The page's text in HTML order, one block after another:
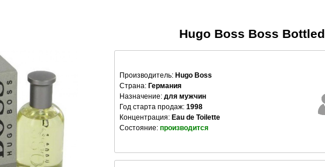
Hugo Boss Boss Bottled
Производитель: Hugo Boss
Страна: Германия
Назначение: для мужчин
Год старта продаж: 1998
Концентрация: Eau de Toilette
Состояние: производится